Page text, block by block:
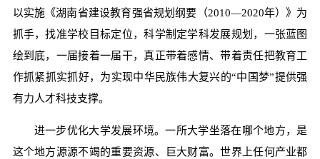
以实施《湖南省建设教育强省规划纲要（2010—2020年）》为
抓手，找准学校目标定位，科学制定学科发展规划，一张蓝图
绘到底，一届接着一届干，真正带着感情、带着责任把教育工
作抓紧抓实抓好，为实现中华民族伟大复兴的“中国梦”提供强
有力人才科技支撑。
进一步优化大学发展环境。一所大学坐落在哪个地方，是
这个地方源源不竭的重要资源、巨大财富。世界上任何产业都